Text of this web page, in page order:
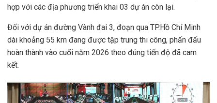
hợp với các địa phương triển khai 03 dự án còn lại.
Đối với dự án đường Vành đai 3, đoạn qua TP.Hồ Chí Minh
dài khoảng 55 km đang được tập trung thi công, phấn đấu
hoàn thành vào cuối năm 2026 theo đúng tiến độ đã cam
kết.